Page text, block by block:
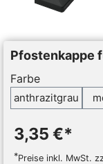
Pfostenkappe
Farbe
anthrazitgrau
3,35 €*
*Preise inkl. MwSt.